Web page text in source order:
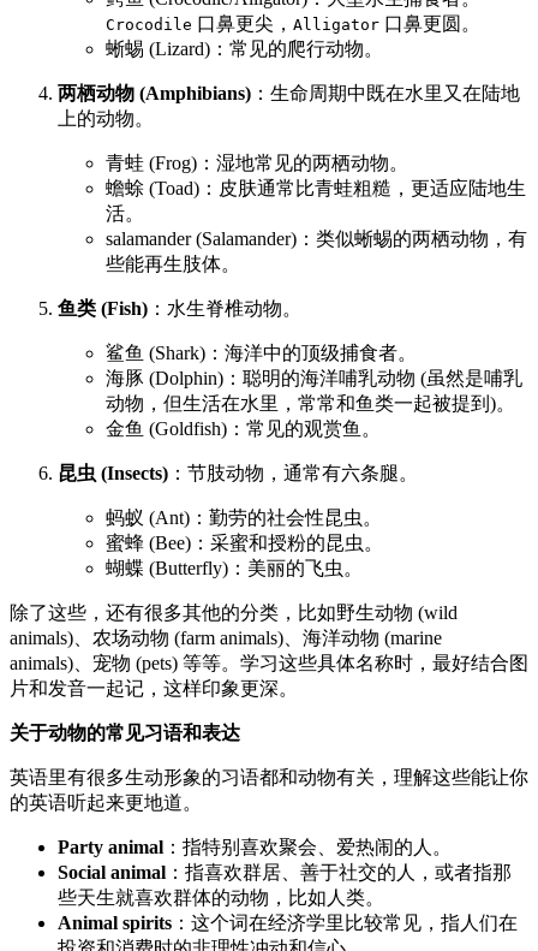
Crocodile 口鼻更尖， Alligator 口鼻更圆。
蜥蜴 (Lizard)：常见的爬行动物。
两栖动物 (Amphibians) ：生命周期中既在水里又在陆地
上的动物。
青蛙 (Frog)：湿地常见的两栖动物。
蟾蜍 (Toad)：皮肤通常比青蛙粗糙，更适应陆地生
活。
salamander (Salamander)：类似蜥蜴的两栖动物，有
些能再生肢体。
鱼类 (Fish) ：水生脊椎动物。
鲨鱼 (Shark)：海洋中的顶级捕食者。
海豚 (Dolphin)：聪明的海洋哺乳动物 (虽然是哺乳
动物，但生活在水里，常常和鱼类一起被提到)。
金鱼 (Goldfish)：常见的观赏鱼。
昆虫 (Insects) ：节肢动物，通常有六条腿。
蚂蚁 (Ant)：勤劳的社会性昆虫。
蜜蜂 (Bee)：采蜜和授粉的昆虫。
蝴蝶 (Butterfly)：美丽的飞虫。
除了这些，还有很多其他的分类，比如野生动物 (wild
animals)、农场动物 (farm animals)、海洋动物 (marine
animals)、宠物 (pets) 等等。学习这些具体名称时，最好结合图
片和发音一起记，这样印象更深。
关于动物的常见习语和表达
英语里有很多生动形象的习语都和动物有关，理解这些能让你
的英语听起来更地道。
Party animal ：指特别喜欢聚会、爱热闹的人。
Social animal ：指喜欢群居、善于社交的人，或者指那
些天生就喜欢群体的动物，比如人类。
Animal spirits ：这个词在经济学里比较常见，指人们在